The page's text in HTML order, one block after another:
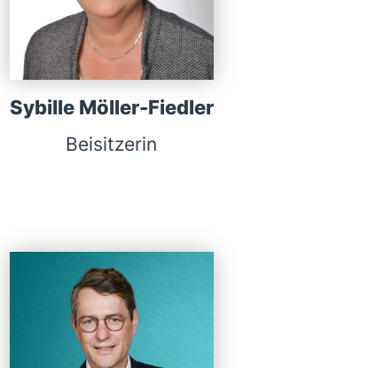
Sybille Möller-Fiedler
Beisitzerin